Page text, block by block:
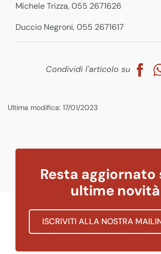
Michele Trizza, 055 2671626
Duccio Negroni, 055 2671617
Condividi l'articolo su
Ultima modifica: 17/01/2023
Resta aggiornato
ultime novità
ISCRIVITI ALLA NOSTRA